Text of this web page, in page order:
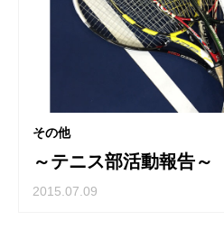
その他
～テニス部活動報告～
2015.07.09